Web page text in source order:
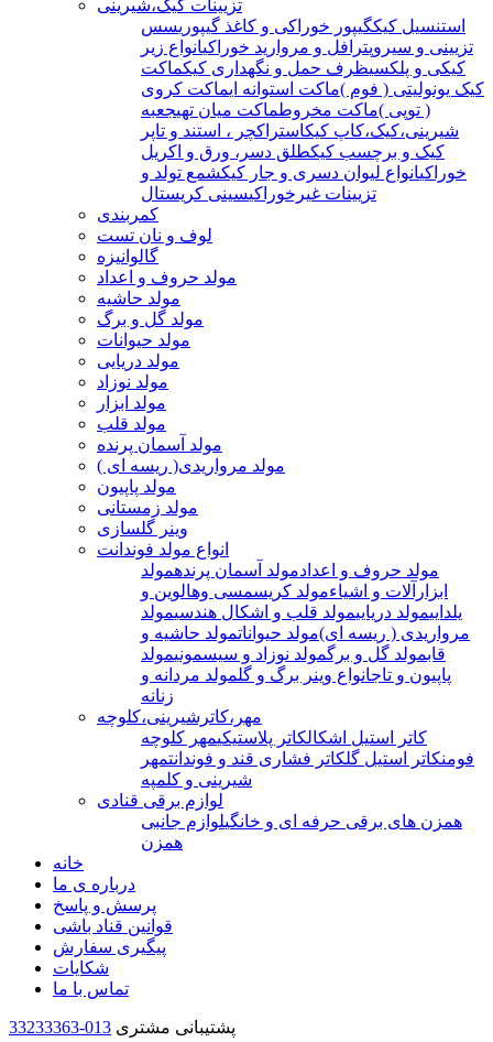
تزیینات کیک،شیرینی
استنسیل کیکگیپور خوراکی و کاغذ گیپوریسس
تزیینی و سیروپترافل و مروارید خوراکیانواع زیر
کیکی و پلکسیظرف حمل و نگهداری کیکماکت
کیک یونولیتی ( فوم )ماکت استوانه ایماکت کروی
( توپی )ماکت مخروطماکت میان تهیجعبه
شیرینی،کیک،کاپ کیکاستراکچر ، استند و تاپر
کیک و برچسب کیکطلق دسر، ورق و اکریل
خوراکیانواع لیوان دسری و جار کیکشمع تولد و
تزیینات غیرخوراکیسینی کریستال
کمربندی
لوف و نان تست
گالوانیزه
مولد حروف و اعداد
مولد حاشیه
مولد گل و برگ
مولد حیوانات
مولد دریایی
مولد نوزاد
مولد ابزار
مولد قلب
مولد آسمان پرنده
مولد مرواریدی( ریسه ای )
مولد پاپیون
مولد زمستانی
وینر گلسازی
انواع مولد فوندانت
مولد حروف و اعدادمولد آسمان پرندهمولد
ابزارآلات و اشیاءمولد کریسمسی وهالوین و
یلداییمولد دریاییمولد قلب و اشکال هندسیمولد
مرواریدی ( ریسه ای)مولد حیواناتمولد حاشیه و
قابمولد گل و برگمولد نوزاد و سیسمونیمولد
پاپیون و تاجانواع وینر برگ و گلمولد مردانه و
زنانه
مهر،کاترشیرینی،کلوچه
کاتر استیل اشکالکاتر پلاستیکیمهر کلوچه
فومنکاتر استیل گلکاتر فشاری قند و فوندانتمهر
شیرینی و کلمپه
لوازم برقی قنادی
همزن های برقی حرفه ای و خانگیلوازم جانبی
همزن
خانه
درباره ی ما
پرسش و پاسخ
قوانین قناد باشی
پیگیری سفارش
شکایات
تماس با ما
33233363-013 پشتیبانی مشتری